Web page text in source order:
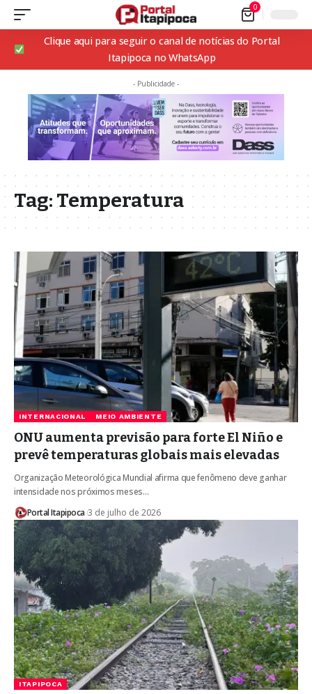
0
Clique aqui para seguir o canal de notícias do Portal
Itapipoca no WhatsApp
- Publicidade -
Tag:Temperatura
INTERNACIONAL MEIO AMBIENTE
ONU aumenta previsão para forte El Niño e
prevê temperaturas globais mais elevadas
Organização Meteorológica Mundial afirma que fenômeno deve ganhar
intensidade nos próximos meses…
Portal Itapipoca 3 de julho de 2026
ITAPIPOCA